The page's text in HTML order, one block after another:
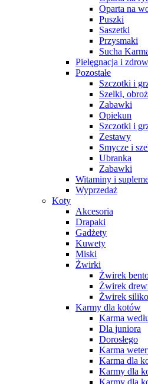
Oparta na
Puszki
Saszetki
Przysmaki
Sucha
Pielęgnacja i
Pozostałe
Szczotki i
Szelki,
Zabawki
Opiekun
Szczotki i
Zestawy
Smycze i
Ubranka
Zabawki
Witaminy i
Wyprzedaż
Koty
Akcesoria
Drapaki
Gadżety
Kuwety
Miski
Żwirki
Żwirek
Żwirek
Żwirek
Karmy dla kotów
Karma
Dla juniora
Dorosłego
Karma
Karma dla
Karmy dla
Karmy dla